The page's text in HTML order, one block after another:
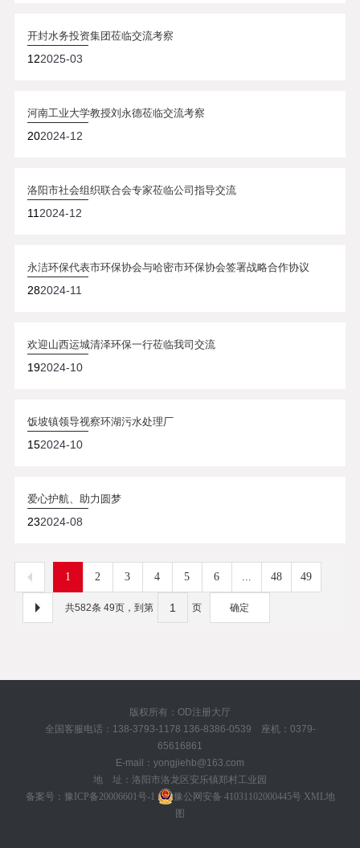
开封水务投资集团莅临交流考察
122025-03
河南工业大学教授刘永德莅临交流考察
202024-12
洛阳市社会组织联合会专家莅临公司指导交流
11 2024-12
永洁环保代表市环保协会与哈密市环保协会签署战略合作协议
282024-11
欢迎山西运城清泽环保一行莅临我司交流
192024-10
饭坡镇领导视察环湖污水处理厂
152024-10
爱心护航、助力圆梦
232024-08
1 2 3 4 5 6 ... 48 49
共582条 49页，到第 页 确定
版权所有：OD注册大厅
全国客服电话：138-3793-1178 136-8386-0539 座机：0379-
65616861
E-mail：yongjiehb@163.com
地 址：洛阳市洛龙区安乐镇郑村工业园
备案号： 豫ICP备20006601号-1 豫公网安备 41031102000445号 XML地
图